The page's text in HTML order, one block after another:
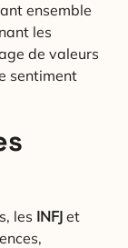
ensemble
les
de valeurs
sentiment
les INFJ et